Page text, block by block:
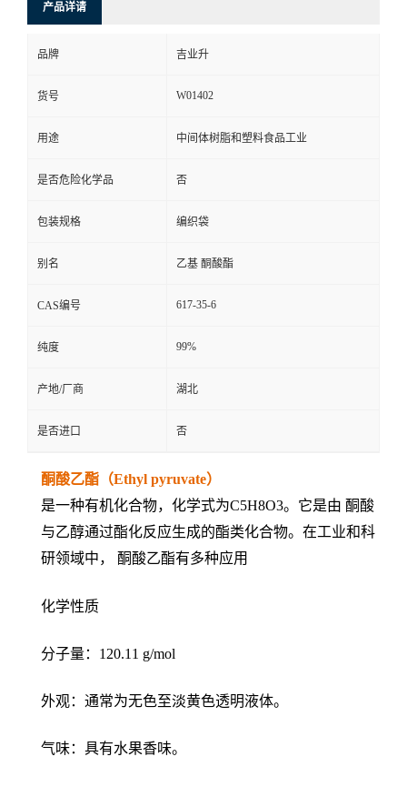
产品详请
品牌 吉业升
货号 W01402
用途 中间体树脂和塑料食品工业
是否危险化学品 否
包装规格 编织袋
别名 乙基 酮酸酯
CAS编号 617-35-6
纯度 99%
产地/厂商 湖北
是否进口 否
酮酸乙酯（Ethyl pyruvate）
是一种有机化合物，化学式为C5H8O3。它是由 酮酸
与乙醇通过酯化反应生成的酯类化合物。在工业和科
研领域中， 酮酸乙酯有多种应用
化学性质
分子量：120.11 g/mol
外观：通常为无色至淡黄色透明液体。
气味：具有水果香味。